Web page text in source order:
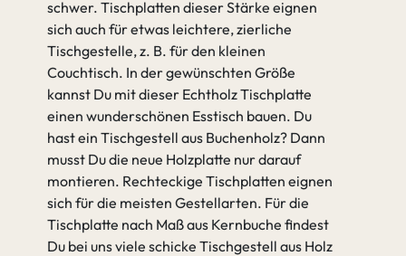
schwer. Tischplatten dieser Stärke eignen
sich auch für etwas leichtere, zierliche
Tischgestelle, z. B. für den kleinen
Couchtisch. In der gewünschten Größe
kannst Du mit dieser Echtholz Tischplatte
einen wunderschönen Esstisch bauen. Du
hast ein Tischgestell aus Buchenholz? Dann
musst Du die neue Holzplatte nur darauf
montieren. Rechteckige Tischplatten eignen
sich für die meisten Gestellarten. Für die
Tischplatte nach Maß aus Kernbuche findest
Du bei uns viele schicke Tischgestell aus Holz